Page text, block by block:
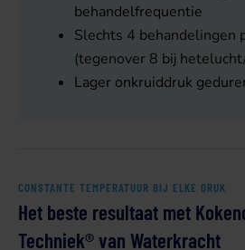
behandelfrequentie
Slechts 4 behandelingen
(tegenover 8 bij
Lager onkruiddruk
CONSTANTE TEMPERATUUR BIJ ELKE DRUK
Het beste resultaat met
Techniek® van Waterkracht